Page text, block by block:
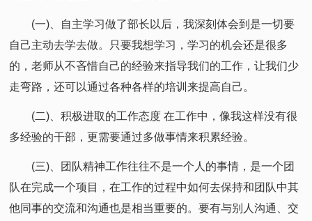
(一)、自主学习做了部长以后，我深刻体会到是一切要
自己主动去学去做。只要我想学习，学习的机会还是很多
的，老师从不吝惜自己的经验来指导我们的工作，让我们少
走弯路，还可以通过各种各样的培训来提高自己。
(二)、积极进取的工作态度 在工作中，像我这样没有很
多经验的干部，更需要通过多做事情来积累经验。
(三)、团队精神工作往往不是一个人的事情，是一个团
队在完成一个项目，在工作的过程中如何去保持和团队中其
他同事的交流和沟通也是相当重要的。要有与别人沟通、交